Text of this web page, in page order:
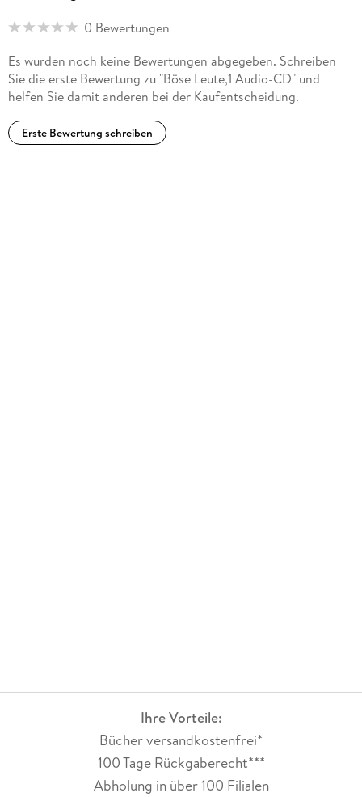
0 Bewertungen
Es wurden noch keine Bewertungen abgegeben. Schreiben
Sie die erste Bewertung zu "Böse Leute,1 Audio-CD" und
helfen Sie damit anderen bei der Kaufentscheidung.
Erste Bewertung schreiben
Ihre Vorteile:
Bücher versandkostenfrei*
100 Tage Rückgaberecht***
Abholung in über 100 Filialen